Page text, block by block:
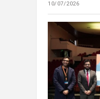
10/07/2026